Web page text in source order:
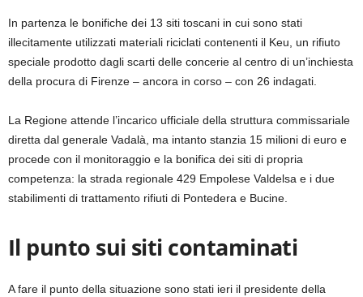
In partenza le bonifiche dei 13 siti toscani in cui sono stati
illecitamente utilizzati materiali riciclati contenenti il Keu, un rifiuto
speciale prodotto dagli scarti delle concerie al centro di un’inchiesta
della procura di Firenze – ancora in corso – con 26 indagati.
La Regione attende l’incarico ufficiale della struttura commissariale
diretta dal generale Vadalà, ma intanto stanzia 15 milioni di euro e
procede con il monitoraggio e la bonifica dei siti di propria
competenza: la strada regionale 429 Empolese Valdelsa e i due
stabilimenti di trattamento rifiuti di Pontedera e Bucine.
Il punto sui siti contaminati
A fare il punto della situazione sono stati ieri il presidente della